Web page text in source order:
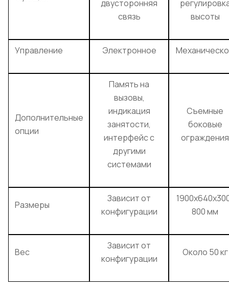
двусторонняя
связь
высоты
Управление Электронное
Дополнительные
опции
Память на
вызовы,
индикация
занятости,
интерфейс с
другими
системами
Съемные
боковые
ограждения
Размеры
Зависит от
конфигурации
800 мм
Вес
Зависит от
конфигурации
Около 50 кг